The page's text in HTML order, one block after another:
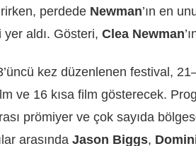
perdede Newman’ın en
yer aldı. Gösteri, Clea Newman
kez düzenlenen festival,
ve 16 kısa film gösterecek.
prömiyer ve çok sayıda
arasında Jason Biggs,